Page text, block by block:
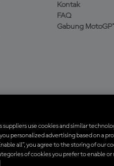
Kontak
FAQ
Gabung
Seluruh hak cipta dilindungi
use cookies and similar
personalized advertising based on a
all”, you agree to the storing of our
of cookies you prefer to enable or